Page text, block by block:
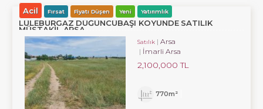
Acil Fırsat Fiyatı Düşen Yeni Yatırımlık
LÜLEBURGAZ DÜĞÜNCÜBAŞI KÖYÜNDE SATILIK
MÜSTAKIL ARSA
Satılık
Arsa
İmarli Arsa
2,100,000 TL
770m²